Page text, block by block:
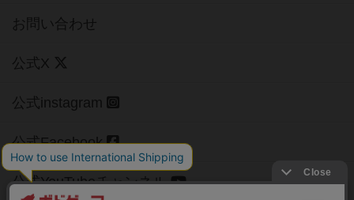
お問い合わせ
公式X
公式instagram
公式Facebook
公式YouTubeチャンネル